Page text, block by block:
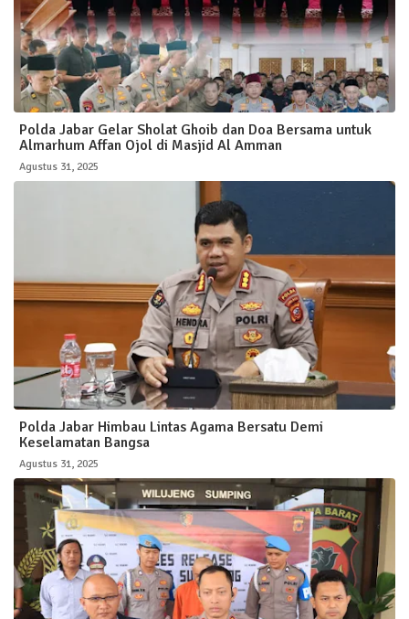
Polda Jabar Gelar Sholat Ghoib dan Doa Bersama untuk
Almarhum Affan Ojol di Masjid Al Amman
Agustus 31, 2025
Polda Jabar Himbau Lintas Agama Bersatu Demi
Keselamatan Bangsa
Agustus 31, 2025